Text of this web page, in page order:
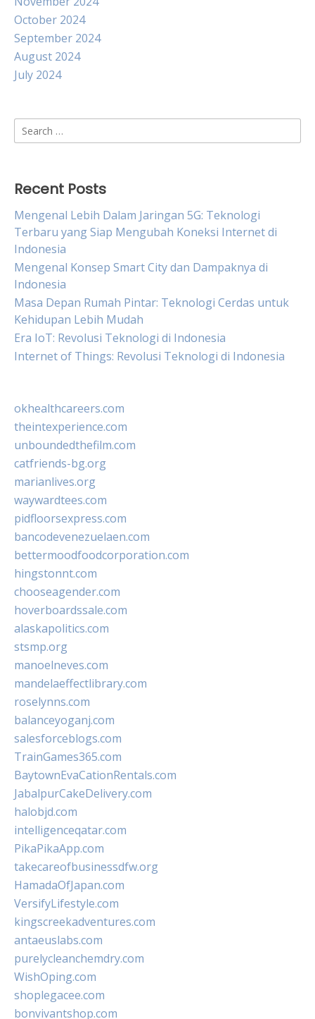
October 2024
September 2024
August 2024
July 2024
Search
for:
Recent Posts
Mengenal Lebih Dalam Jaringan 5G: Teknologi
Terbaru yang Siap Mengubah Koneksi Internet di
Indonesia
Mengenal Konsep Smart City dan Dampaknya di
Indonesia
Masa Depan Rumah Pintar: Teknologi Cerdas untuk
Kehidupan Lebih Mudah
Era IoT: Revolusi Teknologi di Indonesia
Internet of Things: Revolusi Teknologi di Indonesia
okhealthcareers.com
theintexperience.com
unboundedthefilm.com
catfriends-bg.org
marianlives.org
waywardtees.com
pidfloorsexpress.com
bancodevenezuelaen.com
bettermoodfoodcorporation.com
hingstonnt.com
chooseagender.com
hoverboardssale.com
alaskapolitics.com
stsmp.org
manoelneves.com
mandelaeffectlibrary.com
roselynns.com
balanceyoganj.com
salesforceblogs.com
TrainGames365.com
BaytownEvaCationRentals.com
JabalpurCakeDelivery.com
halobjd.com
intelligenceqatar.com
PikaPikaApp.com
takecareofbusinessdfw.org
HamadaOfJapan.com
VersifyLifestyle.com
kingscreekadventures.com
antaeuslabs.com
purelycleanchemdry.com
WishOping.com
shoplegacee.com
bonvivantshop.com